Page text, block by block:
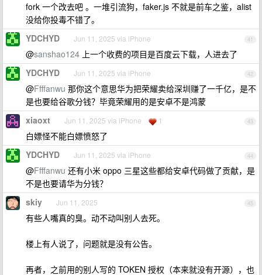
fork 一个改去吧 。一堆引流狗，faker.js 不就是前车之鉴，alist
没给你投毒不错了。
41
YDCHYD Jun 11, 2025 via iPhone
@sanshao124 上一个收费的项目是百度云下载，人进去了
42
YDCHYD Jun 11, 2025 via iPhone
@Ffffanwu 那你这个意思华为把荣耀卖给深圳赚了一千亿，是不
是也要给谷歌分钱？毕竟荣耀用的是安卓不是鸿蒙
43
xiaoxt Jun 11, 2025 via iPhone 1
白嫖怪不能白嫖愤怒了
44
YDCHYD Jun 11, 2025 via iPhone
@Ffffanwu 还有小米 oppo 三星这些都给安卓代码做了贡献，是
不是也要请华为分钱？
45
skiy Jun 11, 2025
有些人嘴真的臭。动不动叫别人去死。
楼上有人说了，问题就是没有公告。
再者，之前用的别人写的 TOKEN 授权（本来就没有开源），也